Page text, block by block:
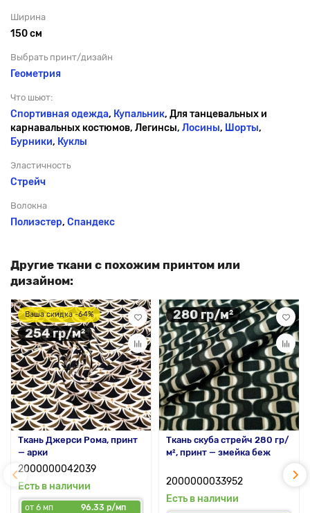
Ширина
150 см
Выбрать принт/дизайн
Геометрия
Что шьют:
Спортивная одежда, Купальник, Для танцевальных и
карнавальных костюмов, Легинсы, Лосины, Шорты,
Бурники, Куклы
Эластичность
Стрейч
Волокна
Полиэстер, Спандекс
Другие ткани с похожим принтом или
дизайном:
Ваша скидка -64%
254 гр/м²
Ткань Джерси Рома, принт
— арки
2000000042039
Есть в наличии
от 6 мп
96.33 р/мп
280 гр/м²
Ткань скуба стрейч 280 гр/
м², принт — змейка беж
2000000033952
Есть в наличии